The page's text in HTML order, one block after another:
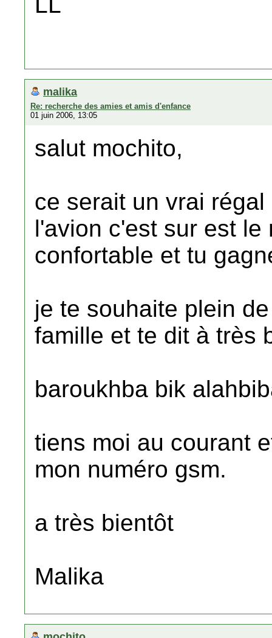
malika
Re: recherche des amies et amis d'enfance
01 juin 2006, 13:05
salut mochito,
ce serait un vrai
l'avion c'est sur est
confortable et tu
je te souhaite plein
famille et te dit à très
baroukhba bik
tiens moi au courant
mon numéro gsm.
a très bientôt
Malika